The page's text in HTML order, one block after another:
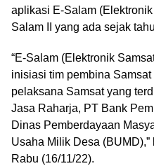
aplikasi E-Salam
Salam II yang ada sejak
“E-Salam (Elektronik
inisiasi tim pembina
pelaksana Samsat yang
Jasa Raharja, PT Bank
Dinas Pemberdayaan
Usaha Milik Desa
Rabu (16/11/22).